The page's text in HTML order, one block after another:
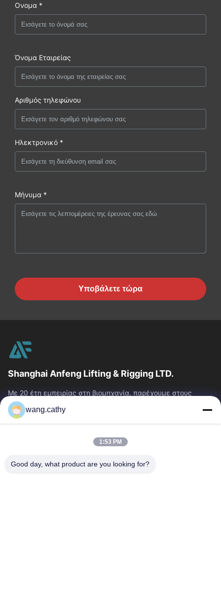
Ονομα *
Όνομα Εταιρείας
Αριθμός τηλεφώνου
Ηλεκτρονικό *
Μήνυμα *
Υποβάλετε τώρα
Shanghai Anfeng Lifting & Rigging LTD.
Με 20 έτη εμπειρίας στη βιομηχανία, παρέχουμε στους
πελάτες μας το ασφάλιστρο που ανυψώνει & που εξοπλίζει
τα προϊόντα και τις...
Γρήγοροι Σύνδεσμοι
Προϊόντα
Βίντεο
Περίπου Εμείς
wang.cathy
1:53 PM
Good day, what product are you looking for?